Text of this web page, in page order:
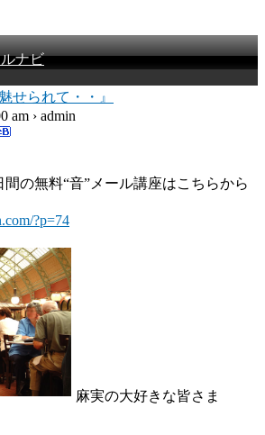
ナビ
せられて・・』
am › admin
の無料“音”メール講座はこちらから
?p=74
麻実の大好きな皆さま